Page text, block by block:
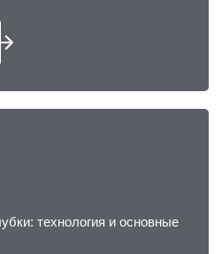
технология и основные